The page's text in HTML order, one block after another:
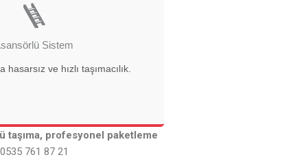
🪜
Sistem
ve hızlı taşımacılık.
taşıma, profesyonel paketleme
761 87 21